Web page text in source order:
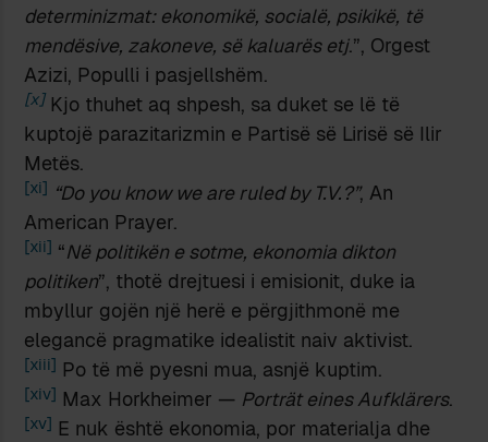
determinizmat: ekonomikë, socialë, psikikë, të
mendësive, zakoneve, së kaluarës etj.”, Orgest
Azizi, Populli i pasjellshëm.
[x]Kjo thuhet aq shpesh, sa duket se lë të
kuptojë parazitarizmin e Partisë së Lirisë së Ilir
Metës.
[xi] “Do you know we are ruled by T.V.?”, An
American Prayer.
[xii] “Në politikën e sotme, ekonomia dikton
politiken”, thotë drejtuesi i emisionit, duke ia
mbyllur gojën një herë e përgjithmonë me
elegancë pragmatike idealistit naiv aktivist.
[xiii] Po të më pyesni mua, asnjë kuptim.
[xiv] Max Horkheimer — Porträt eines Aufklärers.
[xv] E nuk është ekonomia, por materialja dhe